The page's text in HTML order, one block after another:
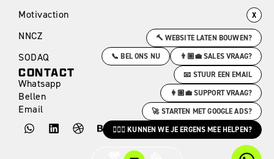
Motivaction
NNCZ
SODAQ
CONTACT
Whatsapp
Bellen
Email
X
🔨 WEBSITE LATEN BOUWEN?
📞 BEL ONS NU
👨🏼‍💼 SALES VRAAG?
📧 STUUR EEN EMAIL
👩🏽‍💼 SUPPORT VRAAG?
🚀 STARTEN MET GOOGLE ADS?
🙋🏻‍♀️ KUNNEN WE JE ERGENS MEE HELPEN?